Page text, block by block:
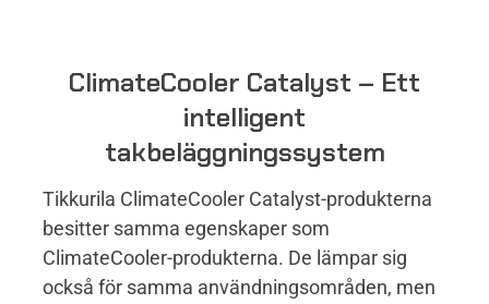
ClimateCooler Catalyst – Ett
intelligent
takbeläggningssystem
Tikkurila ClimateCooler Catalyst-produkterna
besitter samma egenskaper som
ClimateCooler-produkterna. De lämpar sig
också för samma användningsområden, men